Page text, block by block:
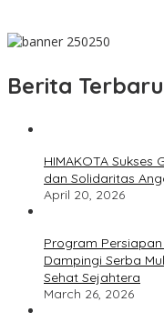
Berita Terbaru
HIMAKOTA Sukses
dan Solidaritas
April 20, 2026
Program
Dampingi Serba
Sehat Sejahtera
March 26, 2026